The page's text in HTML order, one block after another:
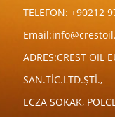
TELEFON: +90212
Email:
ADRES:CREST OIL
SAN.TİC.LTD.ŞTİ.,
ECZA SOKAK,